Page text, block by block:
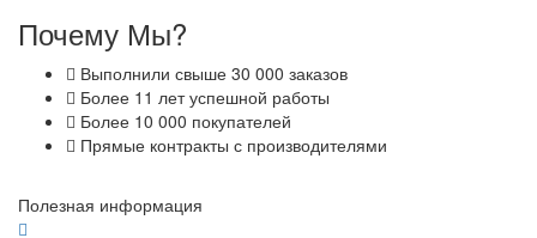
Почему Мы?
Выполнили свыше 30 000 заказов
Более 11 лет успешной работы
Более 10 000 покупателей
Прямые контракты с производителями
Полезная информация